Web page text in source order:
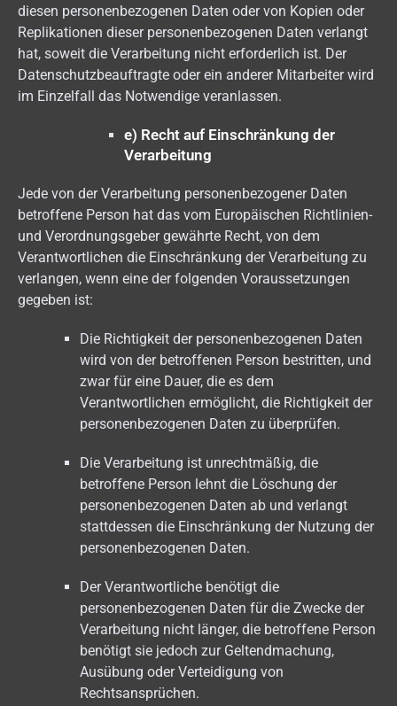
diesen personenbezogenen Daten oder von Kopien oder
Replikationen dieser personenbezogenen Daten verlangt
hat, soweit die Verarbeitung nicht erforderlich ist. Der
Datenschutzbeauftragte oder ein anderer Mitarbeiter wird
im Einzelfall das Notwendige veranlassen.
e) Recht auf Einschränkung der
Verarbeitung
Jede von der Verarbeitung personenbezogener Daten
betroffene Person hat das vom Europäischen Richtlinien-
und Verordnungsgeber gewährte Recht, von dem
Verantwortlichen die Einschränkung der Verarbeitung zu
verlangen, wenn eine der folgenden Voraussetzungen
gegeben ist:
Die Richtigkeit der personenbezogenen Daten
wird von der betroffenen Person bestritten, und
zwar für eine Dauer, die es dem
Verantwortlichen ermöglicht, die Richtigkeit der
personenbezogenen Daten zu überprüfen.
Die Verarbeitung ist unrechtmäßig, die
betroffene Person lehnt die Löschung der
personenbezogenen Daten ab und verlangt
stattdessen die Einschränkung der Nutzung der
personenbezogenen Daten.
Der Verantwortliche benötigt die
personenbezogenen Daten für die Zwecke der
Verarbeitung nicht länger, die betroffene Person
benötigt sie jedoch zur Geltendmachung,
Ausübung oder Verteidigung von
Rechtsansprüchen.